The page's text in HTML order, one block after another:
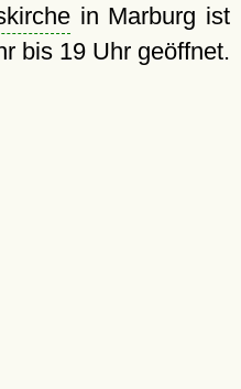
in Marburg ist
bis 19 Uhr geöffnet.